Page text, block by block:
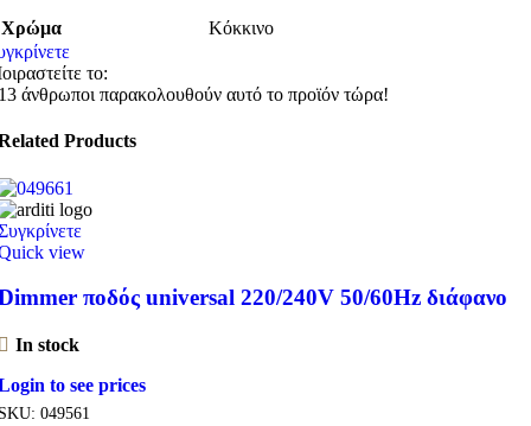
Χρώμα
Κόκκινο
το:
άνθρωποι παρακολουθούν αυτό το προϊόν τώρα!
Products
view
ποδός universal 220/240V 50/60Hz διάφανο
In stock
to see prices
049561